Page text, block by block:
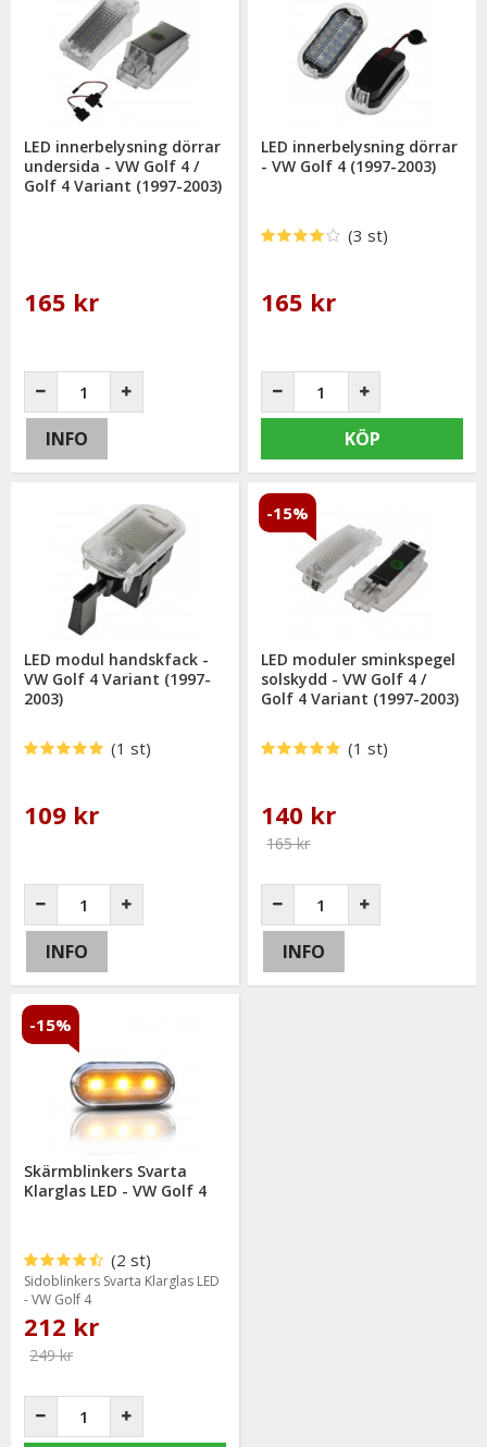
LED innerbelysning dörrar
undersida - VW Golf 4 /
Golf 4 Variant (1997-2003)
165 kr
INFO
LED innerbelysning dörrar
- VW Golf 4 (1997-2003)
(3 st)
165 kr
KÖP
LED modul handskfack -
VW Golf 4 Variant (1997-
2003)
(1 st)
109 kr
INFO
LED moduler sminkspegel
solskydd - VW Golf 4 /
Golf 4 Variant (1997-2003)
(1 st)
140 kr
165 kr
-15%
INFO
Skärmblinkers Svarta
Klarglas LED - VW Golf 4
(2 st)
Sidoblinkers Svarta Klarglas LED
- VW Golf 4
212 kr
249 kr
-15%